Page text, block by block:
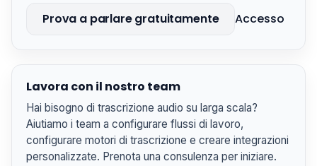
Prova a parlare gratuitamente Accesso
Lavora con il nostro team
Hai bisogno di trascrizione audio su larga scala?
Aiutiamo i team a configurare flussi di lavoro,
configurare motori di trascrizione e creare integrazioni
personalizzate. Prenota una consulenza per iniziare.